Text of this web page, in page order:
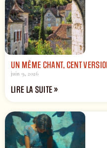
UN MÊME CHANT, CENT
juin 9, 2026
LIRE LA SUITE »